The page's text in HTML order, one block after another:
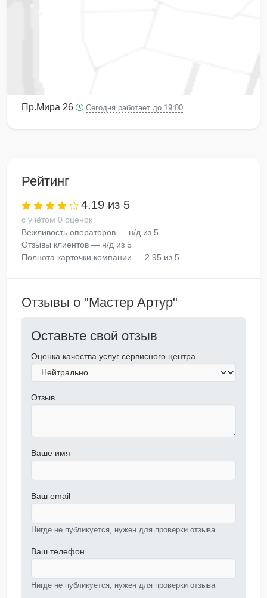
Пр.Мира 26 Сегодня работает до 19:00
Рейтинг
4.19 из 5
с учётом 0 оценок
Вежливость операторов — н/д из 5
Отзывы клиентов — н/д из 5
Полнота карточки компании — 2.95 из 5
Отзывы о "Мастер Артур"
Оставьте свой отзыв
Оценка качества услуг сервисного центра
Отзыв
Ваше имя
Ваш email
Нигде не публикуется, нужен для проверки отзыва
Ваш телефон
Нигде не публикуется, нужен для проверки отзыва